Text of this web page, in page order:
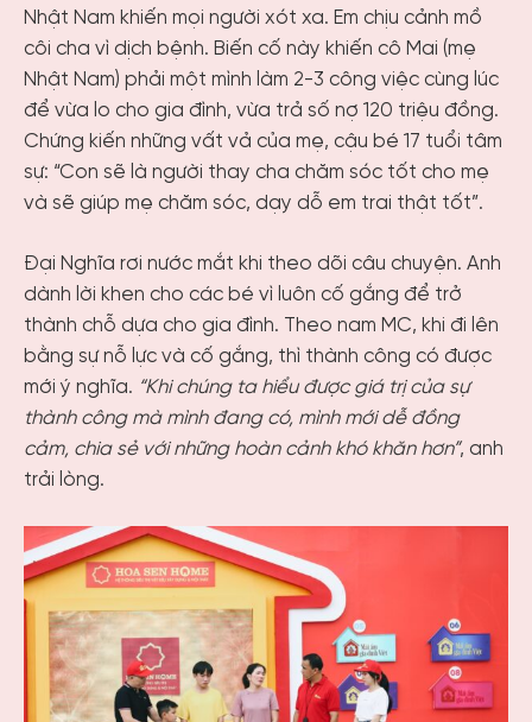
Nhật Nam khiến mọi người xót xa. Em chịu cảnh mồ
côi cha vì dịch bệnh. Biến cố này khiến cô Mai (mẹ
Nhật Nam) phải một mình làm 2-3 công việc cùng lúc
để vừa lo cho gia đình, vừa trả số nợ 120 triệu đồng.
Chứng kiến những vất vả của mẹ, cậu bé 17 tuổi tâm
sự: “Con sẽ là người thay cha chăm sóc tốt cho mẹ
và sẽ giúp mẹ chăm sóc, dạy dỗ em trai thật tốt”.
Đại Nghĩa rơi nước mắt khi theo dõi câu chuyện. Anh
dành lời khen cho các bé vì luôn cố gắng để trở
thành chỗ dựa cho gia đình. Theo nam MC, khi đi lên
bằng sự nỗ lực và cố gắng, thì thành công có được
mới ý nghĩa. “Khi chúng ta hiểu được giá trị của sự
thành công mà mình đang có, mình mới dễ đồng
cảm, chia sẻ với những hoàn cảnh khó khăn hơn”, anh
trải lòng.